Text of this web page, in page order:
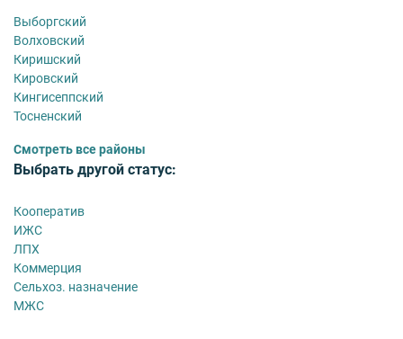
Выборгский
Волховский
Киришский
Кировский
Кингисеппский
Тосненский
Смотреть все районы
Выбрать другой статус:
Кооператив
ИЖС
ЛПХ
Коммерция
Сельхоз. назначение
МЖС